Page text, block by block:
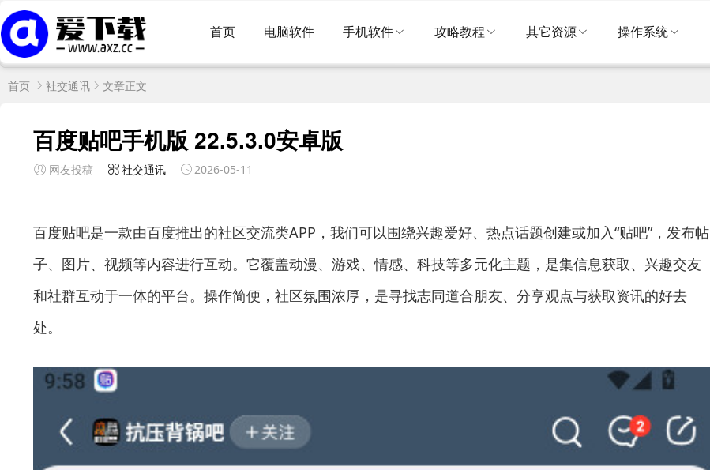
首页 电脑软件 手机软件 攻略教程 其它资源 操作系统
首页 社交通讯 文章正文
百度贴吧手机版 22.5.3.0安卓版
网友投稿 社交通讯 2026-05-11
百度贴吧是一款由百度推出的社区交流类APP，我们可以围绕兴趣爱好、热点话题创建或加入“贴吧”，发布帖
子、图片、视频等内容进行互动。它覆盖动漫、游戏、情感、科技等多元化主题，是集信息获取、兴趣交友
和社群互动于一体的平台。操作简便，社区氛围浓厚，是寻找志同道合朋友、分享观点与获取资讯的好去
处。